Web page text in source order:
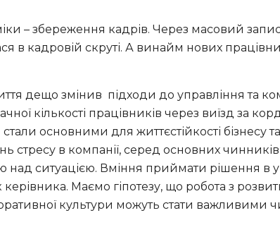
– збереження кадрів. Через масовий
в кадровій скруті. А винайм нових
дещо змінив підходи до управління та
кількості працівників через виїзд за
основними для життєстійкості бізнесу
стресу в компанії, серед основних
над ситуацією. Вміння приймати рішення в
Маємо гіпотезу, що робота з
культури можуть стати важливими